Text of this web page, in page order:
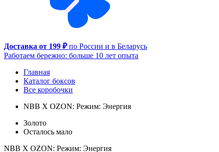
Доставка от 199 ₽по России и в Беларусь
Работаем бережно: больше 10 лет опыта
Главная
Каталог боксов
Все коробочки
NBB X OZON: Режим: Энергия
Золото
Осталось мало
NBB X OZON: Режим: Энергия